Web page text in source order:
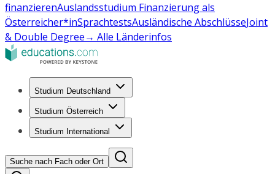
finanzierenAuslandsstudium Finanzierung als
Österreicher*inSprachtestsAusländische AbschlüsseJoint
& Double Degree→ Alle Länderinfos
Studium Deutschland
Studium Österreich
Studium International
Suche nach Fach oder Ort